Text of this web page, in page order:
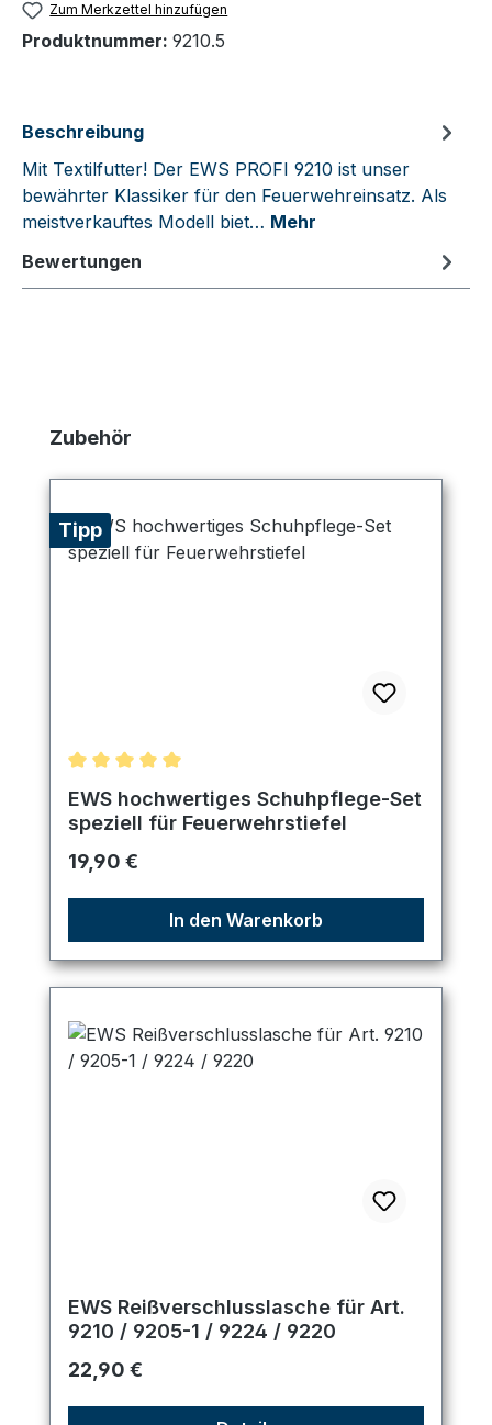
Zum Merkzettel hinzufügen
Produktnummer: 9210.5
Beschreibung
Mit Textilfutter! Der EWS PROFI 9210 ist unser
bewährter Klassiker für den Feuerwehreinsatz. Als
meistverkauftes Modell biet… Mehr
Bewertungen
Produktgalerie überspringen
Zubehör
Tipp
Durchschnittliche Bewertung von 5 von 5 Sternen
EWS hochwertiges Schuhpflege-Set
speziell für Feuerwehrstiefel
Regulärer Preis:
19,90 €
In den Warenkorb
EWS Reißverschlusslasche für Art.
9210 / 9205-1 / 9224 / 9220
Regulärer Preis:
22,90 €